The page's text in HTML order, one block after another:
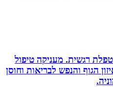
רגשית. מעניקה טיפול
והנפש לבריאות וחוסן